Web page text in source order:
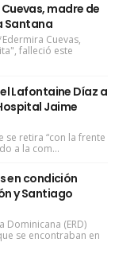
madre de
Santana
Cuevas,
falleció este
Lafontaine Díaz a
Jaime
se retira “con la frente
a la com...
en condición
y Santiago
Dominicana (ERD)
se encontraban en